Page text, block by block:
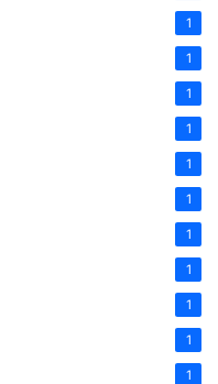
1
1
1
1
1
1
1
1
1
1
1